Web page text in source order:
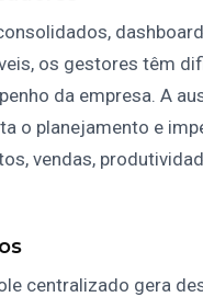
os gestores têm
da empresa. A
o planejamento e
vendas,
centralizado gera